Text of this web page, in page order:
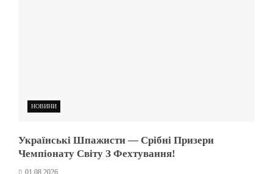
НОВИНИ
Українські Шпажисти — Срібні Призери
Чемпіонату Світу З Фехтування!
01.08.2026